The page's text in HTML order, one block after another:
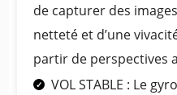
de capturer des
netteté et d’une
partir de perspectives
VOL STABLE : Le